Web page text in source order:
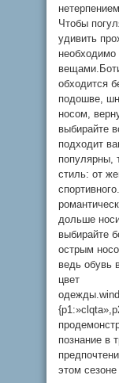
Чтобы
удивить
необходимо
обходится
подошве,
носом,
выбирайте
подходит
популярны,
стиль: от
дольше
выбирайте
острым
ведь обувь
цвет
познание в
этом